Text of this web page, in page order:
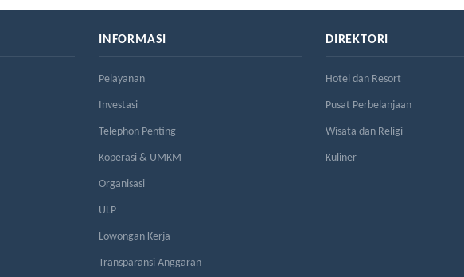
INFORMASI
Pelayanan
Investasi
Telephon Penting
Koperasi & UMKM
Organisasi
ULP
Lowongan Kerja
Transparansi Anggaran
DIREKTORI
Hotel dan Resort
Pusat Perbelanjaan
Wisata dan Religi
Kuliner